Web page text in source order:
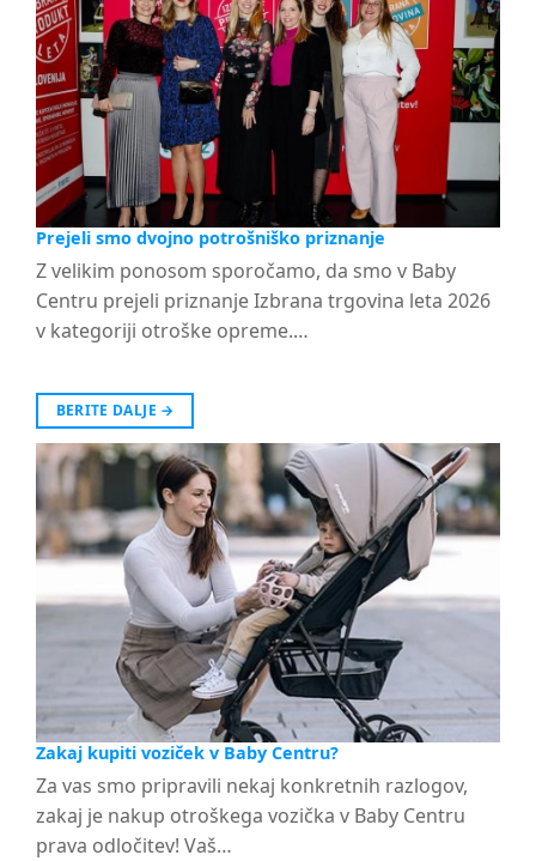
Prejeli smo dvojno potrošniško priznanje
Z velikim ponosom sporočamo, da smo v Baby
Centru prejeli priznanje Izbrana trgovina leta 2026
v kategoriji otroške opreme.…
BERITE DALJE →
Zakaj kupiti voziček v Baby Centru?
Za vas smo pripravili nekaj konkretnih razlogov,
zakaj je nakup otroškega vozička v Baby Centru
prava odločitev! Vaš…